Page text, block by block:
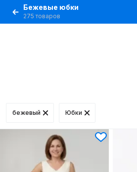
Бежевые юбки
275 товаров
бежевый Юбки